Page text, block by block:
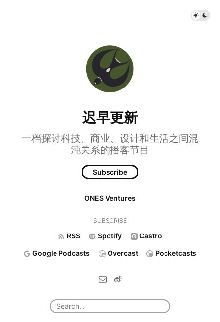
迟早更新
一档探讨科技、商业、设计和生活之间混
沌关系的播客节目
Subscribe
ONES Ventures
SUBSCRIBE
RSS Spotify Castro
Google Podcasts Overcast Pocketcasts